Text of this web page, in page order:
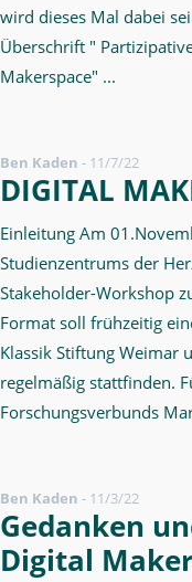
wird dieses Mal dabei
Überschrift "
Makerspace" ...
Ben Kaden - 11/7/22
DIGITAL
Einleitung Am
Studienzentrums der
Stakeholder-Workshop
Format soll frühzeitig
Klassik Stiftung Weimar
regelmäßig stattfinden.
Forschungsverbunds
Ben Kaden - 11/3/22
Gedanken
Digital